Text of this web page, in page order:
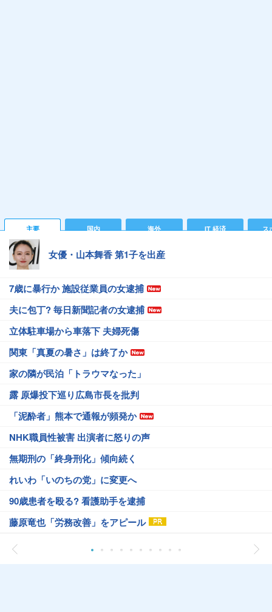
主要 国内 海外 IT 経済 ス
女優・山本舞香 第1子を出産
7歳に暴行か 施設従業員の女逮捕
夫に包丁? 毎日新聞記者の女逮捕
立体駐車場から車落下 夫婦死傷
関東「真夏の暑さ」は終了か
家の隣が民泊「トラウマなった」
露 原爆投下巡り広島市長を批判
「泥酔者」熊本で通報が頻発か
NHK職員性被害 出演者に怒りの声
無期刑の「終身刑化」傾向続く
れいわ「いのちの党」に変更へ
90歳患者を殴る? 看護助手を逮捕
藤原竜也「労務改善」をアピール